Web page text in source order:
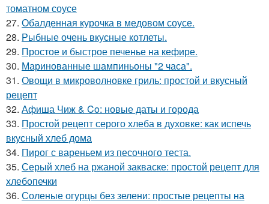
томатном соусе
27. Обалденная курочка в медовом соусе.
28. Рыбные очень вкусные котлеты.
29. Простое и быстрое печенье на кефире.
30. Маринованные шампиньоны "2 часа".
31. Овощи в микроволновке гриль: простой и вкусный
рецепт
32. Афиша Чиж & Co: новые даты и города
33. Простой рецепт серого хлеба в духовке: как испечь
вкусный хлеб дома
34. Пирог с вареньем из песочного теста.
35. Серый хлеб на ржаной закваске: простой рецепт для
хлебопечки
36. Соленые огурцы без зелени: простые рецепты на